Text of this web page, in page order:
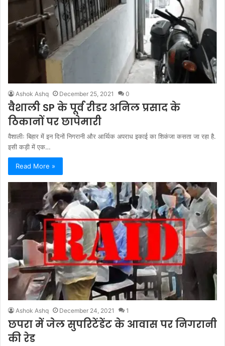
Ashok Ashq December 25, 2021 0
वैशाली SP के पूर्व रीडर अनिल प्रसाद के
ठिकानों पर छापेमारी
वैशालीः बिहार में इन दिनों निगरानी और आर्थिक अपराध इकाई का शिकंजा कसता जा रहा है.
इसी कड़ी में एक…
Read More »
Ashok Ashq December 24, 2021 1
छपरा में जेल सुपरिटेंडेंट के आवास पर निगरानी
की रेड